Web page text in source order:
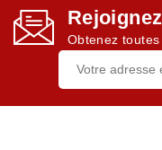
Obtenez